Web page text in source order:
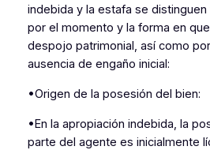
indebida y la estafa se
por el momento y la forma en
despojo patrimonial, así como
ausencia de engaño inicial:
•Origen de la posesión del bien:
•En la apropiación indebida, la
parte del agente es inicialmente